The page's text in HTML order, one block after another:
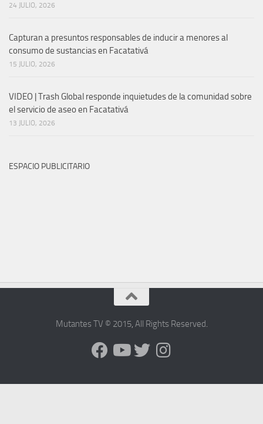
24 JULIO, 2026
Capturan a presuntos responsables de inducir a menores al
consumo de sustancias en Facatativá
15 JULIO, 2026
VIDEO | Trash Global responde inquietudes de la comunidad sobre
el servicio de aseo en Facatativá
13 JULIO, 2026
ESPACIO PUBLICITARIO
Mutantes TV © 2015, All Rights Reserved.